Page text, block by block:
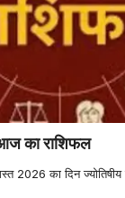
का राशिफल
2026 का दिन ज्योतिषीय